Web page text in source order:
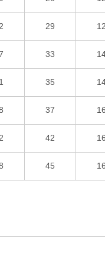
29 12
33
35
37 16
42 16
45 16